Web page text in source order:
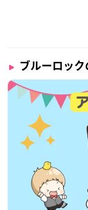
ブルーロッ